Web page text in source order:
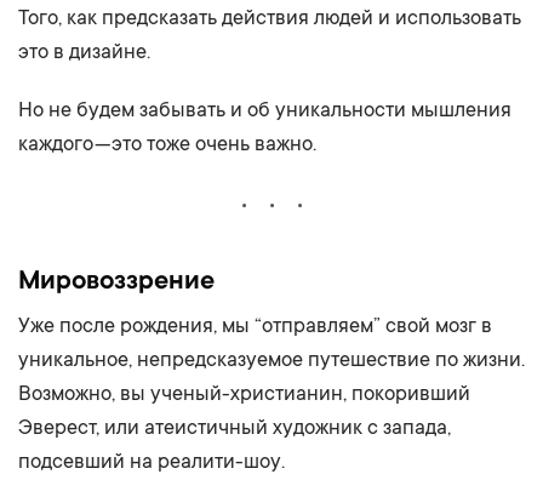
Того, как предсказать действия людей и использовать
это в дизайне.
Но не будем забывать и об уникальности мышления
каждого — это тоже очень важно.
Мировоззрение
Уже после рождения, мы “отправляем” свой мозг в
уникальное, непредсказуемое путешествие по жизни.
Возможно, вы ученый-христианин, покоривший
Эверест, или атеистичный художник с запада,
подсевший на реалити-шоу.